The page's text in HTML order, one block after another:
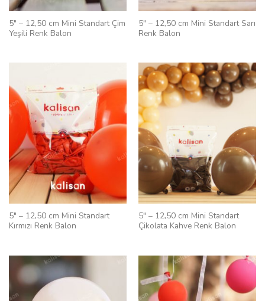
5″ – 12,50 cm Mini Standart Çim
Yeşili Renk Balon
5″ – 12,50 cm Mini Standart Sarı
Renk Balon
5″ – 12,50 cm Mini Standart
Kırmızı Renk Balon
5″ – 12,50 cm Mini Standart
Çikolata Kahve Renk Balon